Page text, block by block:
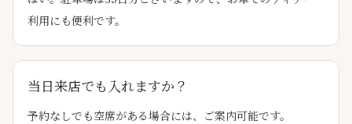
利用にも便利です。
当日来店でも入れますか？
予約なしでも空席がある場合には、ご案内可能です。